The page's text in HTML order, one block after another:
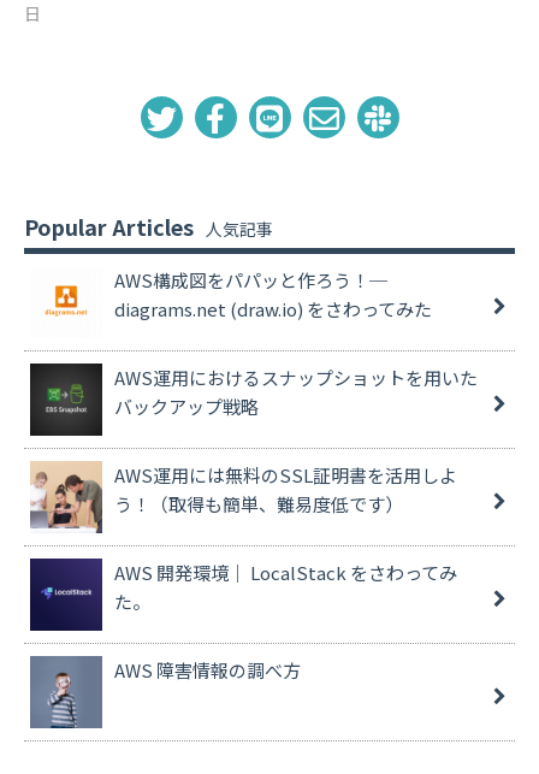
日
Popular Articles
AWS構成図をパパッと作ろう！─
diagrams.net (draw.io) をさわってみた
AWS運用におけるスナップショットを用いた
バックアップ戦略
AWS運用には無料のSSL証明書を活用しよ
う！（取得も簡単、難易度低です）
AWS 開発環境｜ LocalStack をさわってみ
た。
AWS 障害情報の調べ方